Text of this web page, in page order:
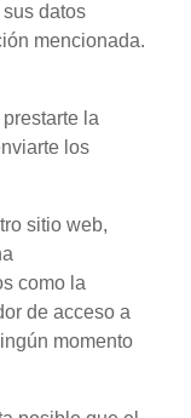
datos
mencionada.
la
los
sitio web,
como la
de acceso a
momento